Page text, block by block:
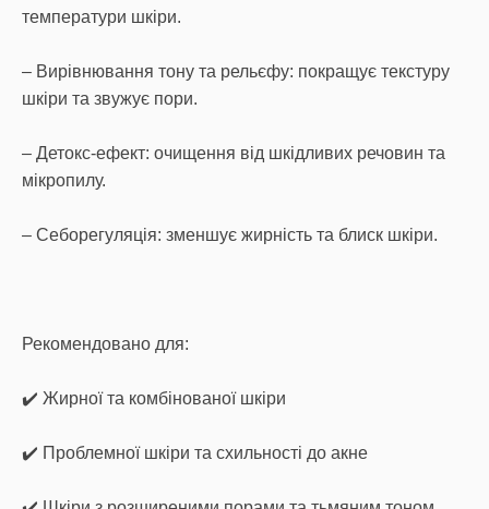
температури шкіри.
– Вирівнювання тону та рельєфу: покращує текстуру
шкіри та звужує пори.
– Детокс-ефект: очищення від шкідливих речовин та
мікропилу.
– Себорегуляція: зменшує жирність та блиск шкіри.
Рекомендовано для:
✔️ Жирної та комбінованої шкіри
✔️ Проблемної шкіри та схильності до акне